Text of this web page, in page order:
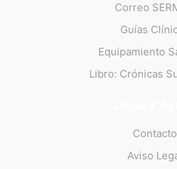
Correo
Guías
Equipamiento
Libro: Crónicas
Contacto
Aviso